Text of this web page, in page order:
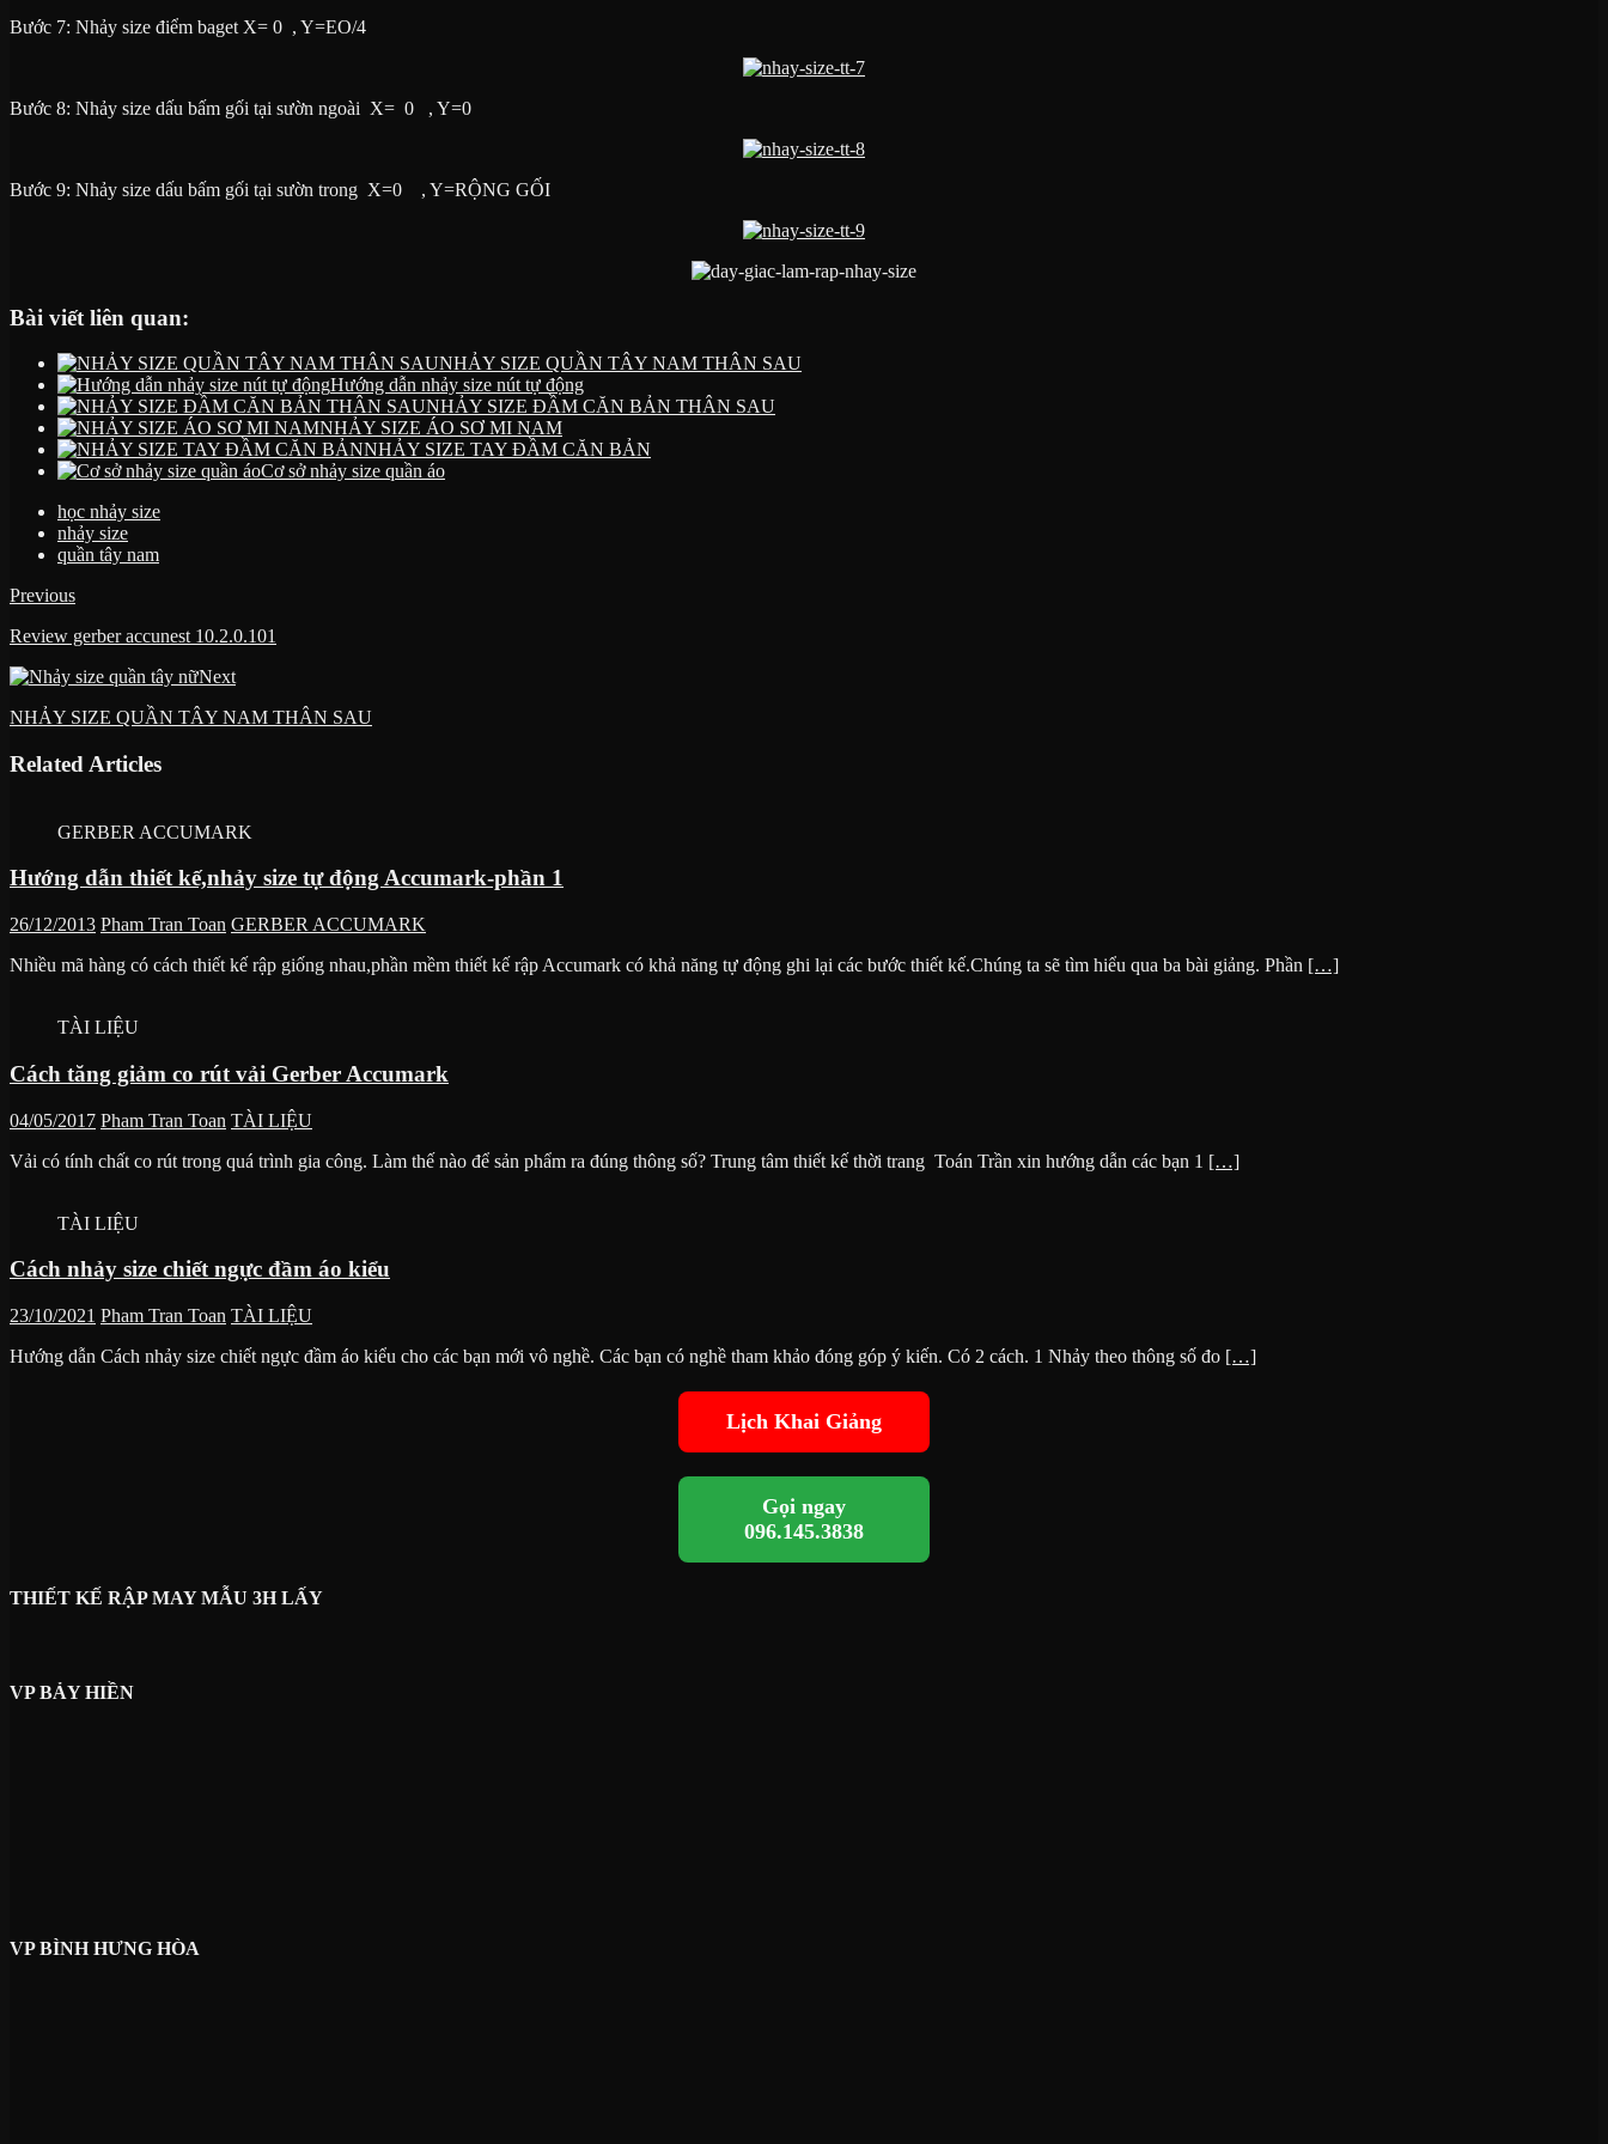
Bước 7: Nhảy size điểm baget X= 0 , Y=EO/4
Bước 8: Nhảy size dấu bấm gối tại sườn ngoài X= 0 , Y=0
Bước 9: Nhảy size dấu bấm gối tại sườn trong X=0 , Y=RỘNG GỐI
Bài viết liên quan:
NHẢY SIZE QUẦN TÂY NAM THÂN SAU
Hướng dẫn nhảy size nút tự động
NHẢY SIZE ĐẦM CĂN BẢN THÂN SAU
NHẢY SIZE ÁO SƠ MI NAM
NHẢY SIZE TAY ĐẦM CĂN BẢN
Cơ sở nhảy size quần áo
học nhảy size
nhảy size
quần tây nam
Previous
Review gerber accunest 10.2.0.101
Next
NHẢY SIZE QUẦN TÂY NAM THÂN SAU
Related Articles
GERBER ACCUMARK
Hướng dẫn thiết kế,nhảy size tự động Accumark-phần 1
26/12/2013 Pham Tran Toan GERBER ACCUMARK
Nhiều mã hàng có cách thiết kế rập giống nhau,phần mềm thiết kế rập Accumark có khả năng tự động ghi lại các bước thiết kế.Chúng ta sẽ tìm hiểu qua ba bài giảng. Phần […]
TÀI LIỆU
Cách tăng giảm co rút vải Gerber Accumark
04/05/2017 Pham Tran Toan TÀI LIỆU
Vải có tính chất co rút trong quá trình gia công. Làm thế nào để sản phẩm ra đúng thông số? Trung tâm thiết kế thời trang Toán Trần xin hướng dẫn các bạn 1 […]
TÀI LIỆU
Cách nhảy size chiết ngực đầm áo kiểu
23/10/2021 Pham Tran Toan TÀI LIỆU
Hướng dẫn Cách nhảy size chiết ngực đầm áo kiểu cho các bạn mới vô nghề. Các bạn có nghề tham khảo đóng góp ý kiến. Có 2 cách. 1 Nhảy theo thông số đo […]
Lịch Khai Giảng
Gọi ngay
096.145.3838
THIẾT KẾ RẬP MAY MẪU 3H LẤY
VP BẢY HIỀN
VP BÌNH HƯNG HÒA